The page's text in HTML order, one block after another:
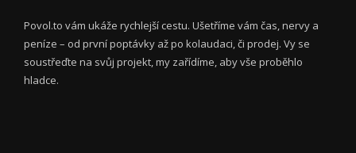
Povol.to vám ukáže rychlejší cestu. Ušetříme vám čas, nervy a
peníze – od první poptávky až po kolaudaci, či prodej. Vy se
soustřeďte na svůj projekt, my zařídíme, aby vše proběhlo
hladce.